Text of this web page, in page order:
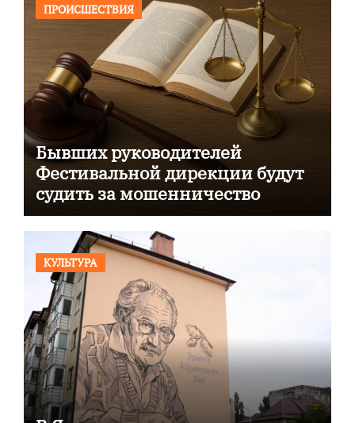
ПРОИСШЕСТВИЯ
Бывших руководителей
Фестивальной дирекции будут
судить за мошенничество
КУЛЬТУРА